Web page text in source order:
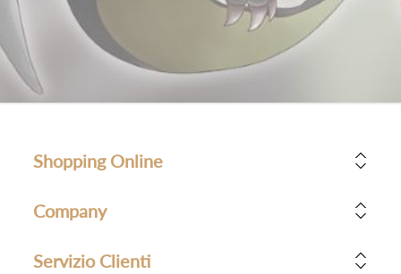
Shopping Online
Company
Servizio Clienti